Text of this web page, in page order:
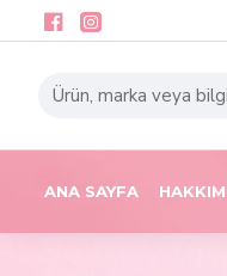
ANA SAYFA